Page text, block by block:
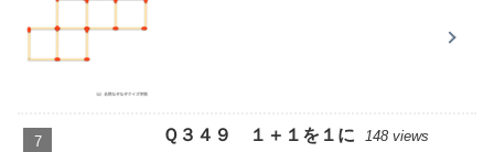
Ｑ３４９ １＋１を１に 148 views